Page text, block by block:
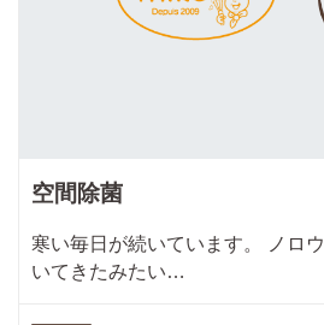
空間除菌
寒い毎日が続いています。 ノロ
いてきたみたい…